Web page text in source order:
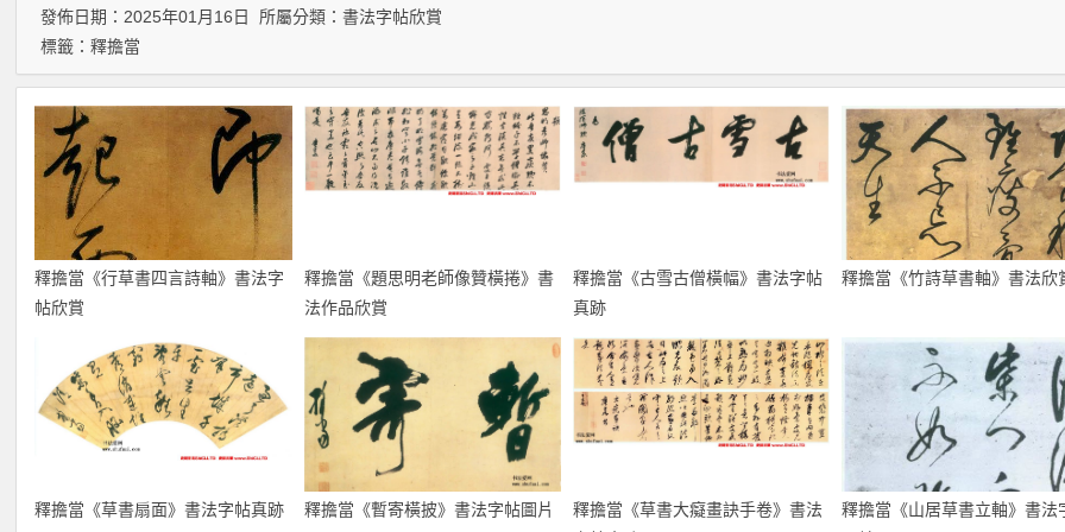
發佈日期：2025年01月16日 所屬分類：書法字帖欣賞
標籤：釋擔當
釋擔當《行草書四言詩軸》書法字
帖欣賞
釋擔當《題思明老師像贊橫捲》書
法作品欣賞
釋擔當《古雪古僧橫幅》書法字帖
真跡
釋擔當《竹詩草書軸》書法欣
釋擔當《草書扇面》書法字帖真跡 釋擔當《暫寄橫披》書法字帖圖片
釋擔當《草書大癡畫訣手卷》書法
釋擔當《山居草書立軸》書法